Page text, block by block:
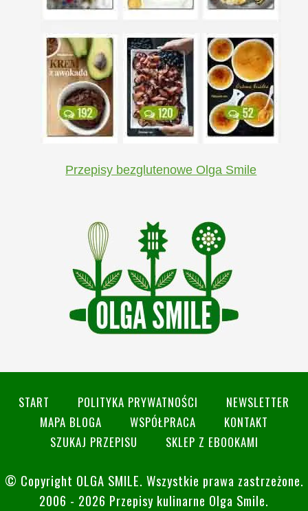
Przepisy bezglutenowe Olga Smile
START POLITYKA PRYWATNOŚCI
NEWSLETTER
MAPA BLOGA
WSPÓŁPRACA
KONTAKT
SZUKAJ PRZEPISU
SKLEP Z EBOOKAMI
© Copyright OLGA SMILE. Wszystkie prawa zastrzeżone.
2006 - 2026 Przepisy kulinarne Olga Smile.